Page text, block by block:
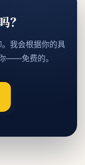
？
我会根据你的具
——免费的。